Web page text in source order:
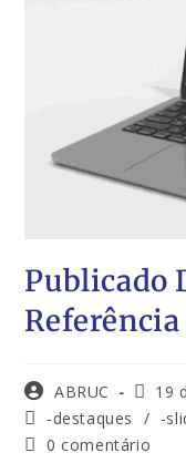
Publicado
Referência
ABRUC
19
-destaques
/ -
0 comentário